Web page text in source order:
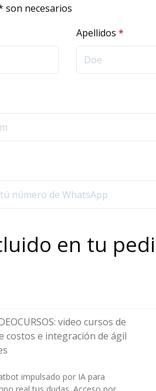
son necesarios
Apellidos *
en tu
video cursos de
costos e integración de ágil
impulsado por IA para